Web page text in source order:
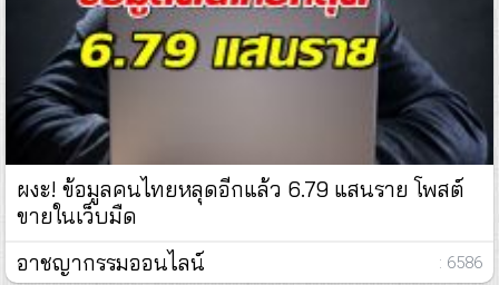
ผงะ! ข้อมูลคนไทยหลุดอีกแล้ว 6.79 แสนราย โพสต์
ขายในเว็บมืด
อาชญากรรมออนไลน์
: 6586